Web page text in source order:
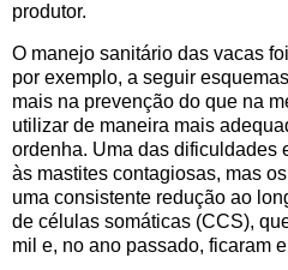
produtor.
O manejo sanitário das vacas
por exemplo, a seguir
mais na prevenção do que na
utilizar de maneira mais
ordenha. Uma das dificuldades
às mastites contagiosas, mas
uma consistente redução ao
de células somáticas (CCS),
mil e, no ano passado, ficaram